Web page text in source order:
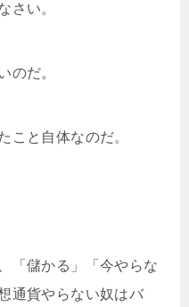
さい。
のだ。
こと自体なのだ。
「儲かる」「今やらな
通貨やらない奴はバ